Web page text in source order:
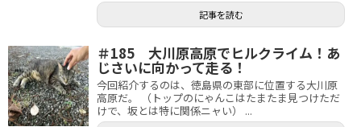
記事を読む
＃185 大川原高原でヒルクライム！あ
じさいに向かって走る！
今回紹介するのは、徳島県の東部に位置する大川原
高原だ。 （トップのにゃんこはたまたま見つけただ
けで、坂とは特に関係ニャい） ...